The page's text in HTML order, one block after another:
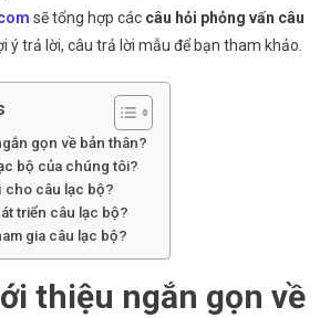
Lạc
Bộ
sẽ tổng hợp cáccâu hỏi phỏng vấn câu
ý trả lời, câu trả lời mẫu để bạn tham khảo.
gọn về bản thân?
bộ của chúng tôi?
cho câu lạc bộ?
triển câu lạc bộ?
gia câu lạc bộ?
thiệu ngắn gọn về